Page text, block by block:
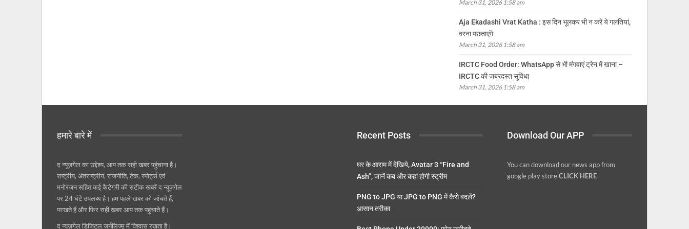
March 31, 2026 1:58 am
Aja Ekadashi Vrat Katha : इस दिन भूलकर भी न करें ये गलतियां,
वरना पछताएंगे
March 31, 2026 1:58 am
IRCTC Food Order: WhatsApp से भी मंगवाएं ट्रेन में खाना –
IRCTC की जबरदस्त सुविधा
March 31, 2026 1:58 am
हमारे बारे में
द न्यूज़गेल का उद्देश्य, आप तक सही खबर पहुंचाना है।
राष्ट्रीय, अंतराष्ट्रीय, राजनीति, टेक, स्पोर्ट्स एवं
मनोरंजन सहित कई कैटेगरी की सटीक खबरें द न्यूज़गेल
पर 24 घंटे उपलब्ध है। हम पहले खबर को जांचते हैं,
परखते हैं और फिर सही खबर आप तक पहुंचाते हैं।
द न्यूज़गेल डिजिटल जर्नलिज्म़ में विश्वास रखता है।
Recent Posts
घर के आराम में देखिये, Avatar 3 “Fire and
Ash”, जानें कब और कहां होगी स्ट्रीम
PNG to JPG या JPG to PNG में कैसे बदलें?
आसान तरीका
Download Our APP
You can download our news app from
google play storeCLICK HERE